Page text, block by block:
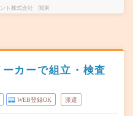
ト株式会社 関東
ーカーで組立・検査
WEB登録OK 派遣